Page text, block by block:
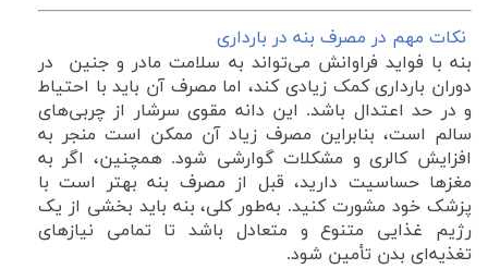
نکات مهم در مصرف بنه در بارداری
بنه با فواید فراوانش می‌تواند به سلامت مادر و جنین در
دوران بارداری کمک زیادی کند، اما مصرف آن باید با احتیاط
و در حد اعتدال باشد. این دانه مقوی سرشار از چربی‌های
سالم است، بنابراین مصرف زیاد آن ممکن است منجر به
افزایش کالری و مشکلات گوارشی شود. همچنین، اگر به
مغزها حساسیت دارید، قبل از مصرف بنه بهتر است با
پزشک خود مشورت کنید. به‌طور کلی، بنه باید بخشی از یک
رژیم غذایی متنوع و متعادل باشد تا تمامی نیازهای
تغذیه‌ای بدن تأمین شود.